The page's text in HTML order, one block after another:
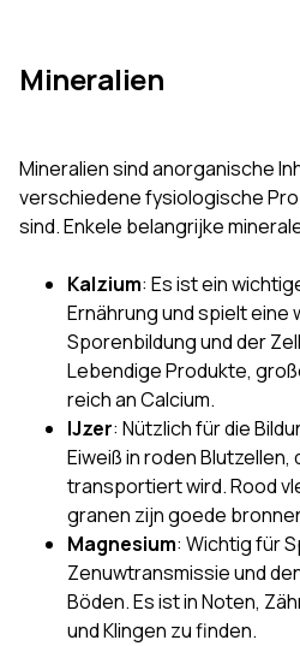
Mineralien
Mineralien sind anorganische
verschiedene fysiologische
sind. Enkele belangrijke
Kalzium: Es ist ein
Ernährung und spielt eine
Sporenbildung und der
Lebendige Produkte,
reich an Calcium.
IJzer: Nützlich für die
Eiweiß in roden Blutzellen,
transportiert wird. Rood
granen zijn goede
Magnesium: Wichtig für
Zenuwtransmissie und
Böden. Es ist in Noten,
und Klingen zu finden.